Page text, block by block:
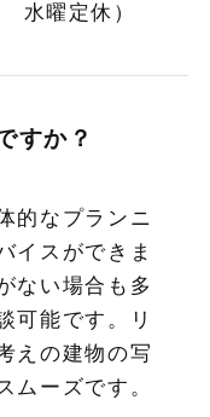
水曜定休）
すか？
的なプランニ
イスができま
ない場合も多
可能です。リ
えの建物の写
ムーズです。